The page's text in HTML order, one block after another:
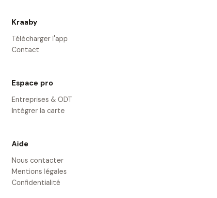
Kraaby
Télécharger l'app
Contact
Espace pro
Entreprises & ODT
Intégrer la carte
Aide
Nous contacter
Mentions légales
Confidentialité